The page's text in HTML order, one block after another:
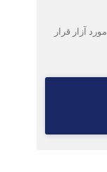
آزار قرار